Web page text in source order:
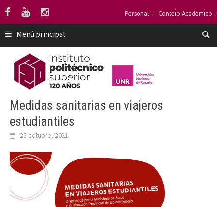
Saltar
contenido
Personal Consejo Académico
Menú principal
Medidas sanitarias en viajeros
estudiantiles
25 octubre, 2021